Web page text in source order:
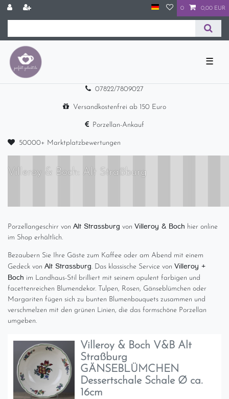
0 0,00 EUR
☰
07822/7809027
Versandkostenfrei ab 150 Euro
Porzellan-Ankauf
50000+ Marktplatzbewertungen
Villeroy & Boch: Alt Straßburg
Porzellangeschirr von Alt Strassburg von Villeroy & Boch hier online
im Shop erhältlich.
Bezaubern Sie Ihre Gäste zum Kaffee oder am Abend mit einem
Gedeck von Alt Strassburg. Das klassische Service von Villeroy +
Boch im Landhaus-Stil brilliert mit seinem opulent farbigen und
facettenreichen Blumendekor. Tulpen, Rosen, Gänseblümchen oder
Margariten fügen sich zu bunten Blumenbouquets zusammen und
verschmelzen mit den grünen Linien, die das formschöne Porzellan
umgeben.
Villeroy & Boch V&B Alt
Straßburg
GÄNSEBLÜMCHEN
Dessertschale Schale Ø ca.
16cm